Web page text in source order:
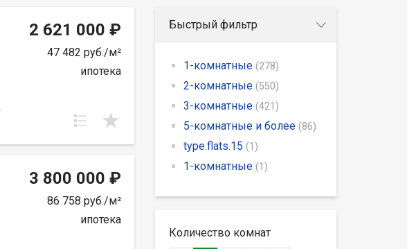
2 621 000 ₽
47 482 руб./м²
ипотека
3 800 000 ₽
86 758 руб./м²
ипотека
Быстрый фильтр
1-комнатные (278)
2-комнатные (550)
3-комнатные (421)
5-комнатные и более (86)
type.flats.15 (1)
1-комнатные (1)
Количество комнат